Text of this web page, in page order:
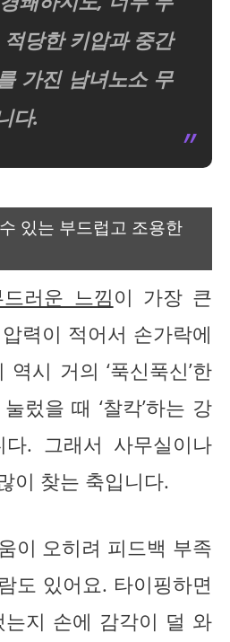
당한 키압과 중간
가진 남녀노소 무
다.
있는 부드럽고 조용한
러운 느낌이 가장 큰
력이 적어서 손가락에
시 거의 ‘푹신푹신’한
렀을 때 ‘찰칵’하는 강
. 그래서 사무실이나
이 찾는 축입니다.
이 오히려 피드백 부족
도 있어요. 타이핑하면
지 손에 감각이 덜 와